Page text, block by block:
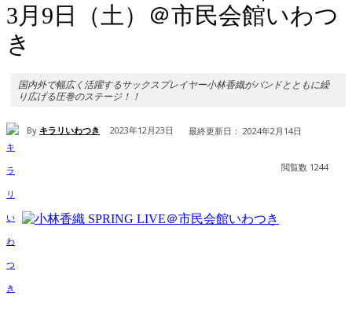
3月9日（土）＠市民会館いわつ
き
国内外で幅広く活躍するサックスプレイヤー小林香織がバンドとともに繰
り広げる圧巻のステージ！！
By キラリいわつき 2023年12月23日 最終更新日： 2024年2月14日
閲覧数 1244
WhatsApp